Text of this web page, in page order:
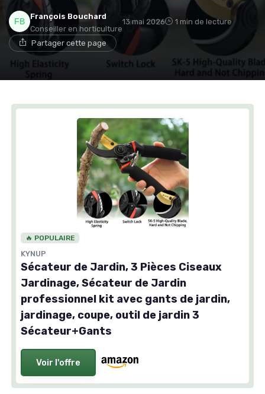
François Bouchard
Conseiller en horticulture
13 mai 2026 1 min de lecture
Partager cette page
🔥 POPULAIRE
KYNUP
Sécateur de Jardin, 3 Pièces Ciseaux
Jardinage, Sécateur de Jardin
professionnel kit avec gants de jardin,
jardinage, coupe, outil de jardin 3
Sécateur+Gants
Voir l'offre